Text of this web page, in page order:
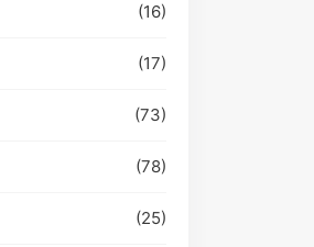
(16)
(17)
(73)
(78)
(25)